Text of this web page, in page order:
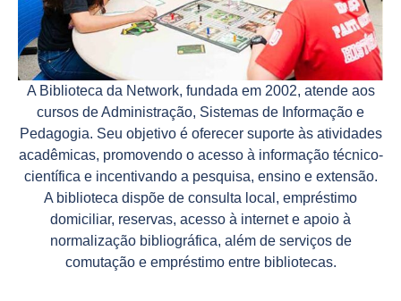
A Biblioteca da Network, fundada em 2002, atende aos
cursos de Administração, Sistemas de Informação e
Pedagogia. Seu objetivo é oferecer suporte às atividades
acadêmicas, promovendo o acesso à informação técnico-
científica e incentivando a pesquisa, ensino e extensão.
A biblioteca dispõe de consulta local, empréstimo
domiciliar, reservas, acesso à internet e apoio à
normalização bibliográfica, além de serviços de
comutação e empréstimo entre bibliotecas.